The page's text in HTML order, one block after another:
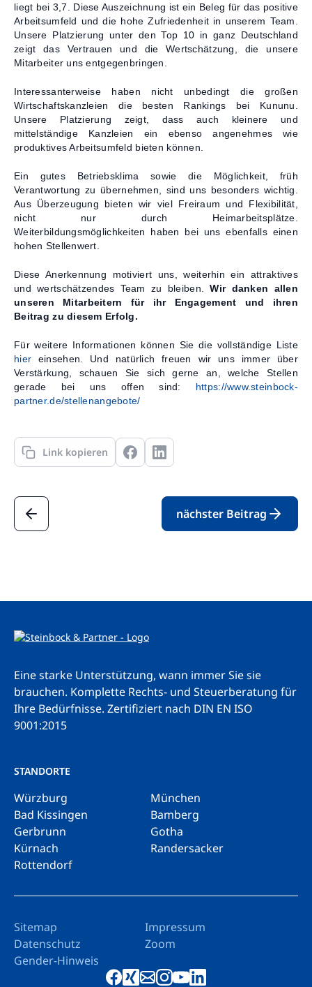
liegt bei 3,7. Diese Auszeichnung ist ein Beleg für das positive
Arbeitsumfeld und die hohe Zufriedenheit in unserem Team.
Unsere Platzierung unter den Top 10 in ganz Deutschland
zeigt das Vertrauen und die Wertschätzung, die unsere
Mitarbeiter uns entgegenbringen.
Interessanterweise haben nicht unbedingt die großen
Wirtschaftskanzleien die besten Rankings bei Kununu.
Unsere Platzierung zeigt, dass auch kleinere und
mittelständige Kanzleien ein ebenso angenehmes wie
produktives Arbeitsumfeld bieten können.
Ein gutes Betriebsklima sowie die Möglichkeit, früh
Verantwortung zu übernehmen, sind uns besonders wichtig.
Aus Überzeugung bieten wir viel Freiraum und Flexibilität,
nicht nur durch Heimarbeitsplätze.
Weiterbildungsmöglichkeiten haben bei uns ebenfalls einen
hohen Stellenwert.
Diese Anerkennung motiviert uns, weiterhin ein attraktives
und wertschätzendes Team zu bleiben.Wir danken allen
unseren Mitarbeitern für ihr Engagement und ihren
Beitrag zu diesem Erfolg.
Für weitere Informationen können Sie die vollständige Liste
hier einsehen. Und natürlich freuen wir uns immer über
Verstärkung, schauen Sie sich gerne an, welche Stellen
gerade bei uns offen sind: https://www.steinbock-
partner.de/stellenangebote/
Link kopieren
nächster Beitrag
Eine starke Unterstützung, wann immer Sie sie
brauchen. Komplette Rechts- und Steuerberatung für
Ihre Bedürfnisse. Zertifiziert nach DIN EN ISO
9001:2015
STANDORTE
Würzburg
München
Bad Kissingen
Bamberg
Gerbrunn
Gotha
Kürnach
Randersacker
Rottendorf
Sitemap
Impressum
Datenschutz
Zoom
Gender-Hinweis